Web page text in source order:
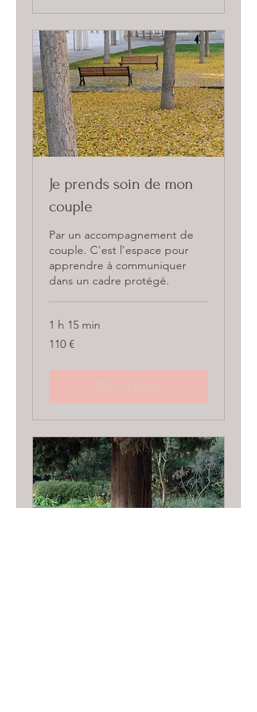
Je prends soin de mon
couple
Par un accompagnement de
couple. C'est l'espace pour
apprendre à communiquer
dans un cadre protégé.
1 h 15 min
110
euros
110 €
Plus d'infos